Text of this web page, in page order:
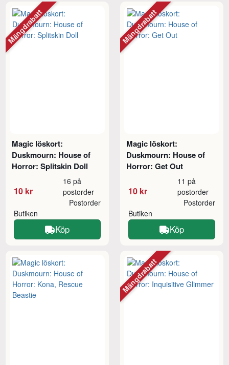
Magic löskort:
Duskmourn: House of
Horror: Splitskin Doll
10 kr
16 på
postorder
Butiken
Postorder
Köp
Mängdrabatt
Magic löskort:
Duskmourn: House of
Horror: Get Out
10 kr
11 på
postorder
Butiken
Postorder
Köp
Mängdrabatt
Mängdrabatt